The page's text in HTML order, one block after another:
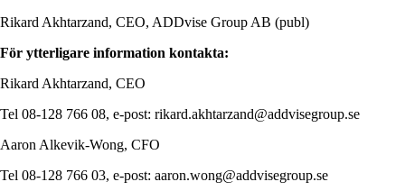
Rikard Akhtarzand, CEO, ADDvise Group AB (publ)
För ytterligare information kontakta:
Rikard Akhtarzand, CEO
Tel 08-128 766 08, e-post: rikard.akhtarzand@addvisegroup.se
Aaron Alkevik-Wong, CFO
Tel 08-128 766 03, e-post: aaron.wong@addvisegroup.se